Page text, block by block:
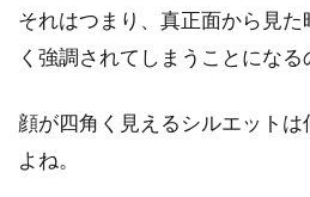
それはつまり、真正面から見
く強調されてしまうことになる
顔が四角く見えるシルエット
よね。